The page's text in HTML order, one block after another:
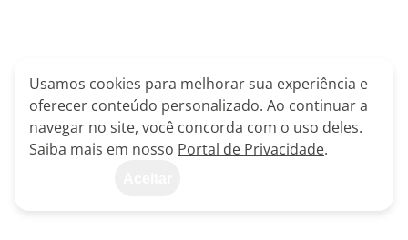
Usamos cookies para melhorar sua experiência e
oferecer conteúdo personalizado. Ao continuar a
navegar no site, você concorda com o uso deles.
Saiba mais em nosso Portal de Privacidade.